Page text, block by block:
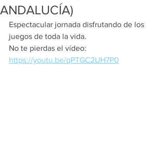
ANDALUCÍA)
Espectacular jornada disfrutando de los
juegos de toda la vida.
No te pierdas el vídeo:
https://youtu.be/qPTGC2UH7P0